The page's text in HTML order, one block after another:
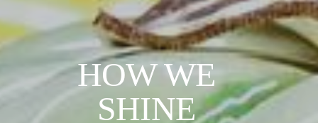
HOW WE
SHINE